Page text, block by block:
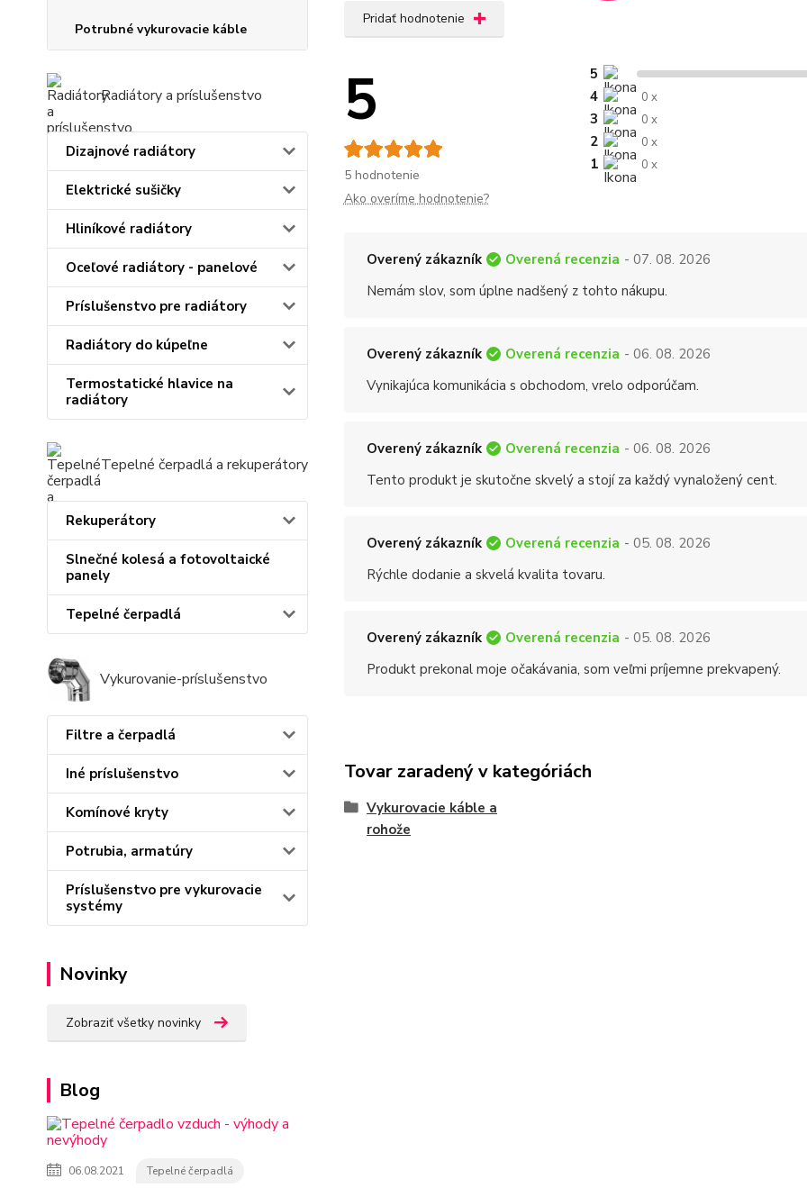
Potrubné vykurovacie káble
Radiátory a príslušenstvo
Dizajnové radiátory
Elektrické sušičky
Hliníkové radiátory
Oceľové radiátory - panelové
Príslušenstvo pre radiátory
Radiátory do kúpeľne
Termostatické hlavice na
radiátory
Tepelné čerpadlá a rekuperátory
Rekuperátory
Slnečné kolesá a fotovoltaické
panely
Tepelné čerpadlá
Vykurovanie-príslušenstvo
Filtre a čerpadlá
Iné príslušenstvo
Komínové kryty
Potrubia, armatúry
Príslušenstvo pre vykurovacie
systémy
Novinky
Zobraziť všetky novinky
Blog
06.08.2021 Tepelné čerpadlá
Pridať hodnotenie
5
5 hodnotenie
5
4
0 x
3 0 x
2 0 x
1 0 x
Ako overíme hodnotenie?
Overený zákazník Overená recenzia - 07. 08. 2026
Nemám slov, som úplne nadšený z tohto nákupu.
Overený zákazník Overená recenzia - 06. 08. 2026
Vynikajúca komunikácia s obchodom, vrelo odporúčam.
Overený zákazník Overená recenzia - 06. 08. 2026
Tento produkt je skutočne skvelý a stojí za každý vynaložený cent.
Overený zákazník Overená recenzia - 05. 08. 2026
Rýchle dodanie a skvelá kvalita tovaru.
Overený zákazník Overená recenzia - 05. 08. 2026
Produkt prekonal moje očakávania, som veľmi príjemne prekvapený.
Tovar zaradený v kategóriách
Vykurovacie káble a
rohože